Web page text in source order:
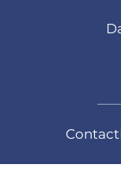
Contact